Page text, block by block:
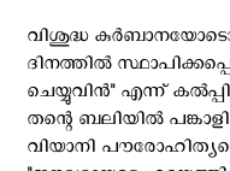
വിശുദ്ധ
ദിനത്തിൽ
ചെയ്യുവിൻ" എന്ന്
തന്റെ ബലിയിൽ
വിയാനി